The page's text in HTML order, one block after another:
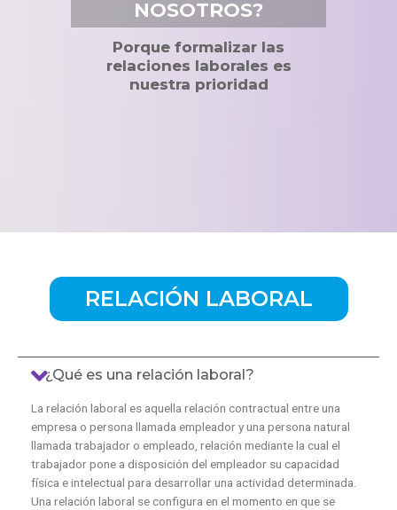
NOSOTROS?
Porque formalizar las
relaciones laborales es
nuestra prioridad
RELACIÓN LABORAL
¿Qué es una relación laboral?
La relación laboral es aquella relación contractual entre una
empresa o persona llamada empleador y una persona natural
llamada trabajador o empleado, relación mediante la cual el
trabajador pone a disposición del empleador su capacidad
física e intelectual para desarrollar una actividad determinada.
Una relación laboral se configura en el momento en que se